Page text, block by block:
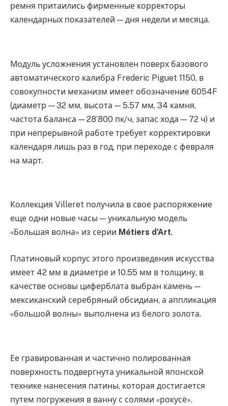
ремня притаились фирменные корректоры
календарных показателей — дня недели и месяца.
Модуль усложнения установлен поверх базового
автоматического калибра Frederic Piguet 1150, в
совокупности механизм имеет обозначение 6054F
(диаметр — 32 мм, высота — 5.57 мм, 34 камня,
частота баланса — 28’800 пк/ч, запас хода — 72 ч) и
при непрерывной работе требует корректировки
календаря лишь раз в год, при переходе с февраля
на март.
Коллекция Villeret получила в свое распоряжение
еще одни новые часы — уникальную модель
«Большая волна» из серии Métiers d’Art.
Платиновый корпус этого произведения искусства
имеет 42 мм в диаметре и 10.55 мм в толщину, в
качестве основы циферблата выбран камень —
мексиканский серебряный обсидиан, а аппликация
«большой волны» выполнена из белого золота.
Ее гравированная и частично полированная
поверхность подвергнута уникальной японской
технике нанесения патины, которая достигается
путем погружения в ванну с солями «рокусё».